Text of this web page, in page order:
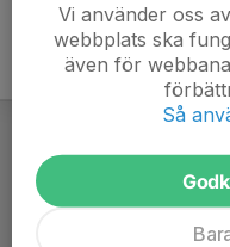
Vi använder oss
webbplats ska
även för
Så